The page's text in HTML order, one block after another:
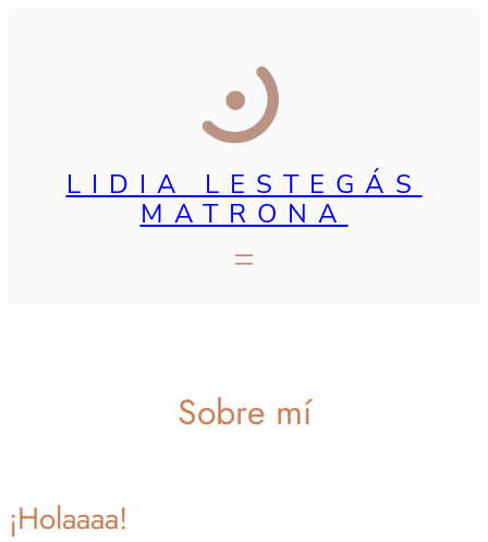
LIDIA LESTEGÁS
MATRONA
Sobre mí
¡Holaaaa!